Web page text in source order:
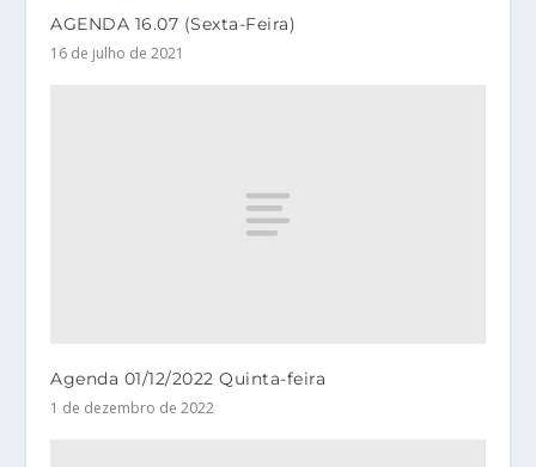
AGENDA 16.07 (Sexta-Feira)
16 de julho de 2021
Agenda 01/12/2022 Quinta-feira
1 de dezembro de 2022